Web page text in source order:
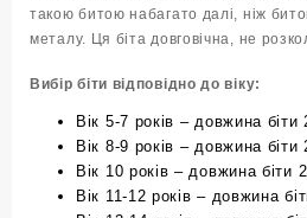
такою битою набагато далі, ніж
металу. Ця біта довговічна, не
Вибір біти відповідно до віку:
Вік 5-7 років – довжина
Вік 8-9 років – довжина
Вік 10 років – довжина біти
Вік 11-12 років – довжина